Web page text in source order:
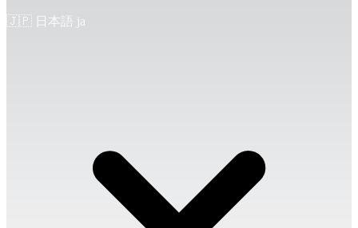
🇯🇵 日本語 ja